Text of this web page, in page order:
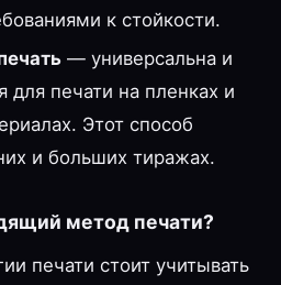
к стойкости.
— универсальна и
для печати на пленках и
Этот способ
и больших тиражах.
метод печати?
печати стоит учитывать